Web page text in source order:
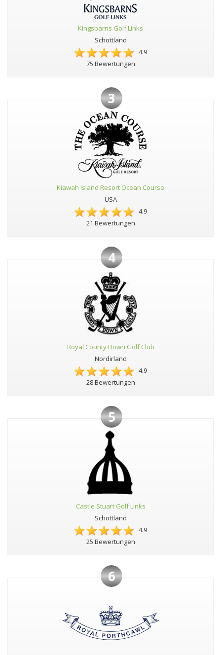
Kingsbarns Golf Links
Schottland
4.9
75 Bewertungen
3
Kiawah Island Resort Ocean Course
USA
4.9
21 Bewertungen
4
Royal County Down Golf Club
Nordirland
4.9
28 Bewertungen
5
Castle Stuart Golf Links
Schottland
4.9
25 Bewertungen
6